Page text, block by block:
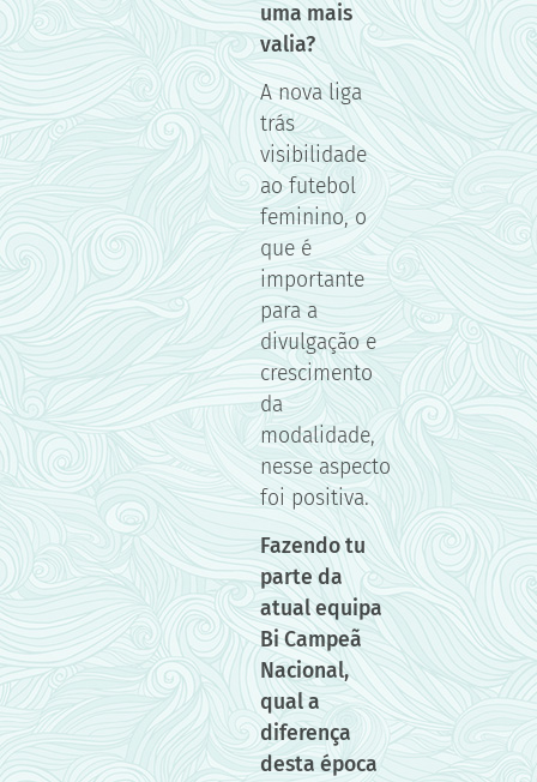
uma mais
valia?
A nova liga
trás
visibilidade
ao futebol
feminino, o
que é
importante
para a
divulgação e
crescimento
da
modalidade,
nesse aspecto
foi positiva.
Fazendo tu
parte da
atual equipa
Bi Campeã
Nacional,
qual a
diferença
desta época